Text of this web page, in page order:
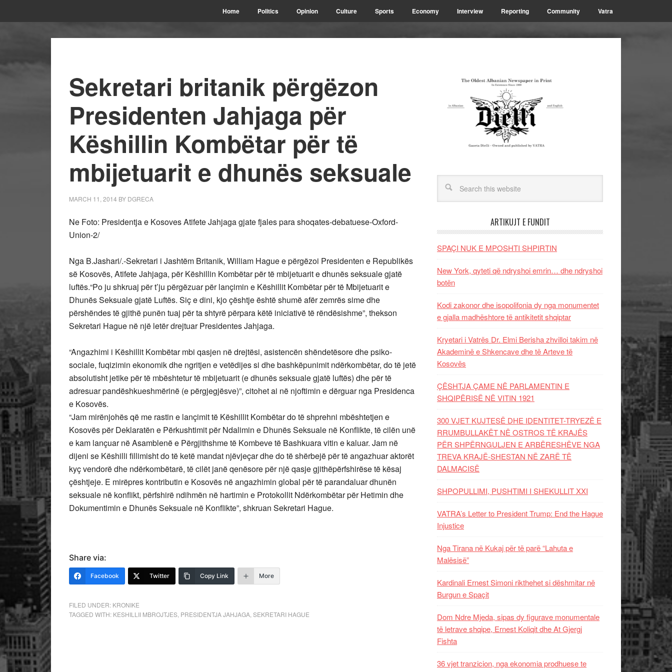
Home Politics Opinion Culture Sports Economy Interview Reporting Community Vatra
Sekretari britanik përgëzon
Presidenten Jahjaga për
Këshillin Kombëtar për të
mbijetuarit e dhunës seksuale
MARCH 11, 2014 BY DGRECA
Ne Foto: Presidentja e Kosoves Atifete Jahjaga gjate fjales para shoqates-debatuese-Oxford-
Union-2/
Nga B.Jashari/.-Sekretari i Jashtëm Britanik, William Hague e përgëzoi Presidenten e Republikës
së Kosovës, Atifete Jahjaga, për Këshillin Kombëtar për të mbijetuarit e dhunës seksuale gjatë
luftës.“Po ju shkruaj për t’ju përgëzuar për lançimin e Këshillit Kombëtar për të Mbijetuarit e
Dhunës Seksuale gjatë Luftës. Siç e dini, kjo çështje është shumë afër zemrës sime dhe
përshëndes të gjithë punën tuaj për ta shtyrë përpara këtë iniciativë të rëndësishme”, thekson
Sekretari Hague në një letër drejtuar Presidentes Jahjaga.
“Angazhimi i Këshillit Kombëtar mbi qasjen në drejtësi, asistencën shëndetësore dhe psiko-
sociale, fuqizimin ekonomik dhe ngritjen e vetëdijes si dhe bashkëpunimit ndërkombëtar, do të jetë
absolutisht jetike për të mbështetur të mbijetuarit (e dhunës seksuale gjatë luftës) dhe për të
adresuar pandëshkueshmërinë (e përgjegjësve)”, citohet ai në njoftimin e dërguar nga Presidenca
e Kosovës.
“Jam mirënjohës që me rastin e lançimit të Këshillit Kombëtar do të shprehni mbështetjen e
Kosovës për Deklaratën e Përkushtimit për Ndalimin e Dhunës Seksuale në Konflikte, të cilën unë
e kam lançuar në Asamblenë e Përgjithshme të Kombeve të Bashkuara vitin e kaluar. Jam në
dijeni se Këshilli fillimisht do të ketë mandat njëvjeçar dhe do të shërbejë për të angazhuar aktorët
kyç vendorë dhe ndërkombëtarë, të cilët janë qenësore për një qasje gjithëpërfshirëse të kësaj
çështjeje. E mirëpres kontributin e Kosovës në angazhimin global për të parandaluar dhunën
seksuale në konflikt, përfshirë ndihmën në hartimin e Protokollit Ndërkombëtar për Hetimin dhe
Dokumentimin e Dhunës Seksuale në Konflikte”, shkruan Sekretari Hague.
Share via:
Facebook Twitter Copy Link More
FILED UNDER: KRONIKE
TAGGED WITH: KESHILLII MBROJTJES PRESIDENTJA JAHJAGA SEKRETARI HAGUE
ARTIKUJT E FUNDIT
SPAÇI NUK E MPOSHTI SHPIRTIN
New York, qyteti që ndryshoi emrin… dhe ndryshoi
botën
Kodi zakonor dhe isopolifonia dy nga monumentet
e gjalla madhështore të antikitetit shqiptar
Kryetari i Vatrës Dr. Elmi Berisha zhvilloi takim në
Akademinë e Shkencave dhe të Arteve të
Kosovës
ÇËSHTJA ÇAME NË PARLAMENTIN E
SHQIPËRISË NË VITIN 1921
300 VJET KUJTESË DHE IDENTITET-TRYEZË E
RRUMBULLAKËT NË OSTROS TË KRAJËS
PËR SHPËRNGULJEN E ARBËRESHËVE NGA
TREVA KRAJË-SHESTAN NË ZARË TË
DALMACISË
SHPOPULLIMI, PUSHTIMI I SHEKULLIT XXI
VATRA’s Letter to President Trump: End the Hague
Injustice
Nga Tirana në Kukaj për të parë “Lahuta e
Malësisë”
Kardinali Ernest Simoni rikthehet si dëshmitar në
Burgun e Spaçit
Dom Ndre Mjeda, sipas dy figurave monumentale
të letrave shqipe, Ernest Koliqit dhe At Gjergj
Fishta
36 vjet tranzicion, nga ekonomia prodhuese te